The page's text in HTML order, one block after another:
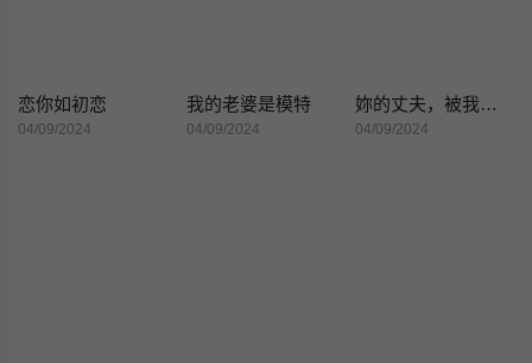
恋你如初恋
04/09/2024
我的老婆是模特
04/09/2024
妳的丈夫，被我睡了。
04/09/2024